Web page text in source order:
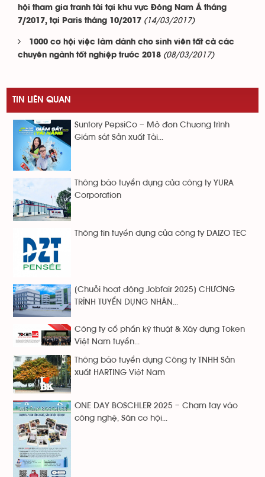
hội tham gia tranh tài tại khu vực Đông Nam Á tháng
7/2017, tại Paris tháng 10/2017 (14/03/2017)
1000 cơ hội việc làm dành cho sinh viên tất cả các
chuyên ngành tốt nghiệp trước 2018 (08/03/2017)
TIN LIÊN QUAN
Suntory PepsiCo – Mở đơn Chương trình
Giám sát Sản xuất Tài...
Thông báo tuyển dụng của công ty YURA
Corporation
Thông tin tuyển dụng của công ty DAIZO TEC
[Chuỗi hoạt động Jobfair 2025] CHƯƠNG
TRÌNH TUYỂN DỤNG NHÂN...
Công ty cổ phẩn kỹ thuật & Xây dựng Token
Việt Nam tuyển...
Thông báo tuyển dụng Công ty TNHH Sản
xuất HARTING Việt Nam
ONE DAY BOSCHLER 2025 – Chạm tay vào
công nghệ, Săn cơ hội...